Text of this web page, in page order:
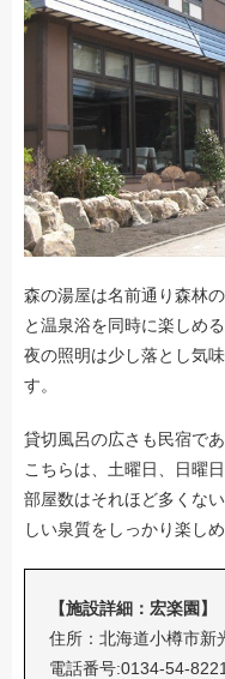
森の湯屋は名前通り森林
と温泉浴を同時に楽しめ
夜の照明は少し落とし気
す。
貸切風呂の広さも民宿で
こちらは、土曜日、日曜
部屋数はそれほど多くな
しい泉質をしっかり楽し
【施設詳細：宏楽園】
住所：北海道小樽市新
電話番号:0134-54-8221